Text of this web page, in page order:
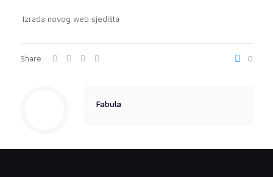
Izrada novog web sjedišta
Share 0
Fabula